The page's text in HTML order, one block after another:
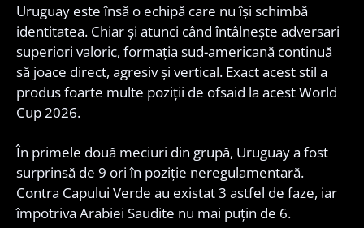
Uruguay este însă o echipă care nu își schimbă
identitatea. Chiar și atunci când întâlnește adversari
superiori valoric, formația sud-americană continuă
să joace direct, agresiv și vertical. Exact acest stil a
produs foarte multe poziții de ofsaid la acest World
Cup 2026.
În primele două meciuri din grupă, Uruguay a fost
surprinsă de 9 ori în poziție neregulamentară.
Contra Capului Verde au existat 3 astfel de faze, iar
împotriva Arabiei Saudite nu mai puțin de 6.